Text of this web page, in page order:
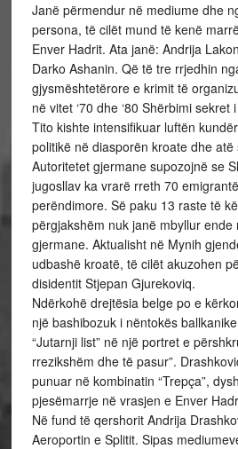
Janë përmendur në mediume dhe
persona, të cilët mund të kenë
Enver Hadrit. Ata janë: Andrija
Darko Ashanin. Që të tre rrjedhin
gjysmështetërore e krimit të
në vitet ‘70 dhe ‘80 Shërbimi
Tito kishte intensifikuar luftën
politikë në diasporën kroate dhe atë
Autoritetet gjermane supozojnë se
jugosllav ka vrarë rreth 70
perëndimore. Së paku 13 raste të
përgjakshëm nuk janë mbyllur ende
gjermane. Aktualisht në Mynih
udbashë kroatë, të cilët akuzohen
disidentit Stjepan Gjurekoviq.
Ndërkohë drejtësia belge po e
një bashibozuk i nëntokës
“Jutarnji list” në një portret e
rrezikshëm dhe të pasur”.
punuar në kombinatin “Trepça”,
pjesëmarrje në vrasjen e Enver
Në fund të qershorit Andrija
Aeroportin e Splitit. Sipas